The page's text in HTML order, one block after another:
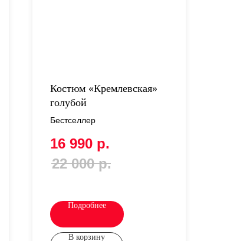
Костюм «Кремлевская»
голубой
Бестселлер
16 990 р.
22 000 р.
Подробнее
В корзину